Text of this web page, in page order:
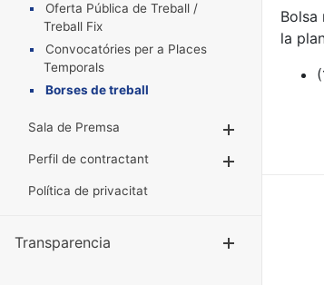
Oferta Pública de Treball /
Treball Fix
Convocatóries per a Places
Temporals
Borses de treball
Sala de Premsa
Perfil de contractant
Política de privacitat
Transparencia
la